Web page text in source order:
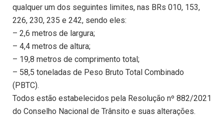
qualquer um dos seguintes limites, nas BRs 010, 153,
226, 230, 235 e 242, sendo eles:
– 2,6 metros de largura;
– 4,4 metros de altura;
– 19,8 metros de comprimento total;
– 58,5 toneladas de Peso Bruto Total Combinado
(PBTC).
Todos estão estabelecidos pela Resolução nº 882/2021
do Conselho Nacional de Trânsito e suas alterações.